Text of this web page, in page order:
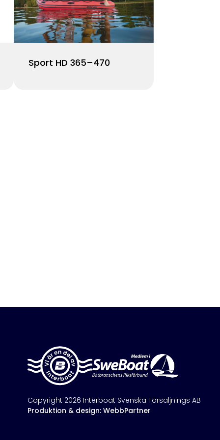
Sport HD 365–470
Copyright 2026 Interboat Svenska Försäljnings AB
Produktion & design: WebbPartner